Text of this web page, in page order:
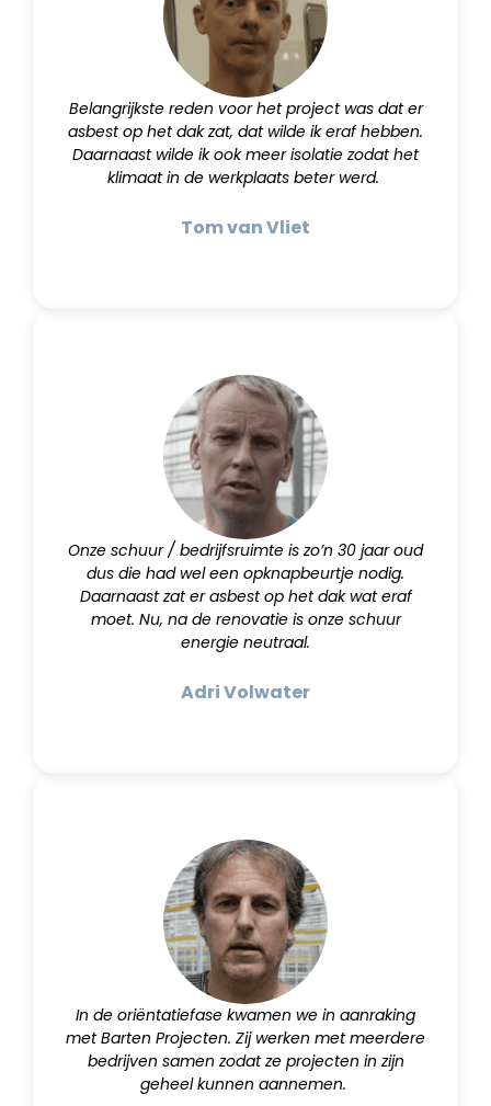
Belangrijkste reden voor het project was dat er
asbest op het dak zat, dat wilde ik eraf hebben.
Daarnaast wilde ik ook meer isolatie zodat het
klimaat in de werkplaats beter werd.
Tom van Vliet
Onze schuur / bedrijfsruimte is zo’n 30 jaar oud
dus die had wel een opknapbeurtje nodig.
Daarnaast zat er asbest op het dak wat eraf
moet. Nu, na de renovatie is onze schuur
energie neutraal.
Adri Volwater
In de oriëntatiefase kwamen we in aanraking
met Barten Projecten. Zij werken met meerdere
bedrijven samen zodat ze projecten in zijn
geheel kunnen aannemen.